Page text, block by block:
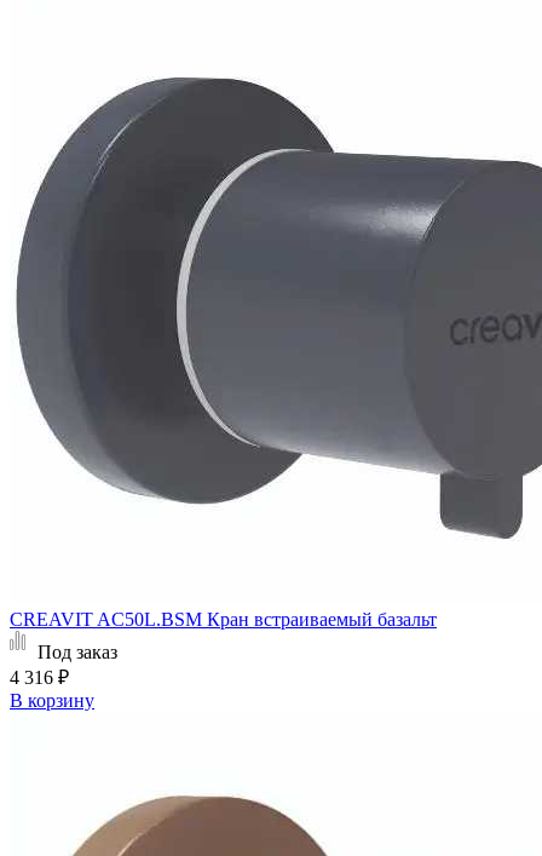
CREAVIT AC50L.BSM Кран встраиваемый базальт
Под заказ
4 316 ₽
В корзину